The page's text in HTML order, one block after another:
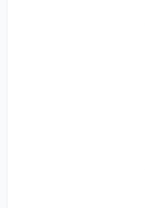
مواد شیمیایی، سختی آب و بهبود
مینرال (مرحله ششم)
و منیزیم را به آب تصفیه شده
در این دستگاه دقیقاً چه کاری
دارد:
درشت مانند شن، ماسه، گل‌ولای
کلر، ترکیبات آلی، سموم کشاورزی و